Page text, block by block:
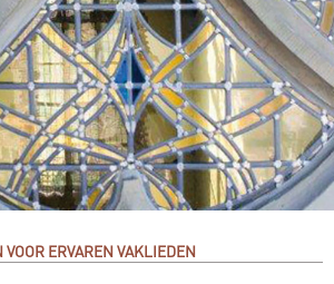
CONTACT
OVER ONS
PARTNERS
ERVAREN VAKLIEDEN